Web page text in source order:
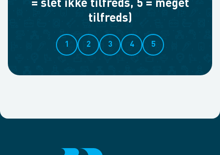
= slet ikke tilfreds, 5 = meget
tilfreds)
1 2 3 4 5